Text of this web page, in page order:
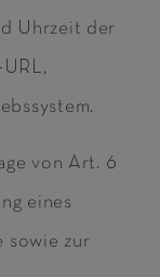
Uhrzeit der
von Art. 6
eines
sowie zur